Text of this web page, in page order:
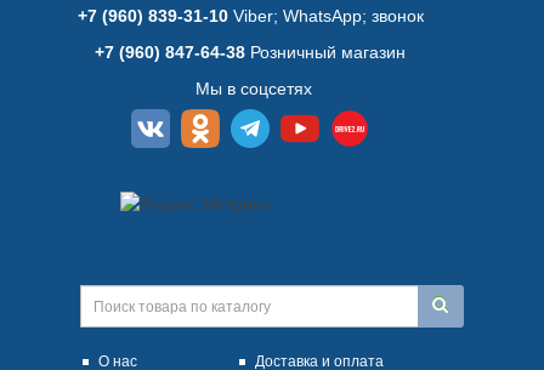
+7 (960) 839-31-10Viber; WhatsАpp; звонок
+7 (960) 847-64-38 Розничный магазин
Мы в соцсетях
О нас Доставка и оплата